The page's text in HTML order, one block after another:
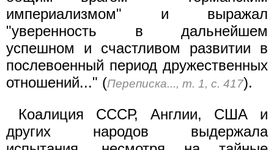
империализмом" и выражал
"уверенность в дальнейшем
успешном и счастливом развитии в
послевоенный период дружественных
отношений..." (Переписка..., т. 1, с. 417).
Коалиция СССР, Англии, США и
других народов выдержала